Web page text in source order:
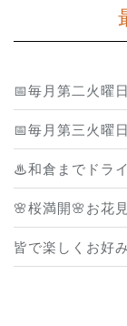
📅毎月第二火曜
📅毎月第三火曜
♨和倉までドラ
🌸桜満開🌸お花
皆で楽しくお好